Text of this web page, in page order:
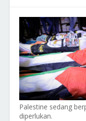
Palestine sedang
diperlukan.